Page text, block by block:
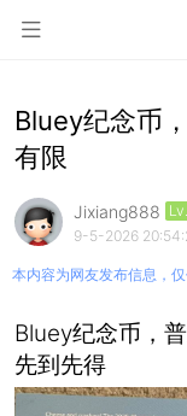
Bluey纪念币
有限
Jixiang888
9-5-2026
本内容为网友发布信息，
Bluey纪念币，
先到先得